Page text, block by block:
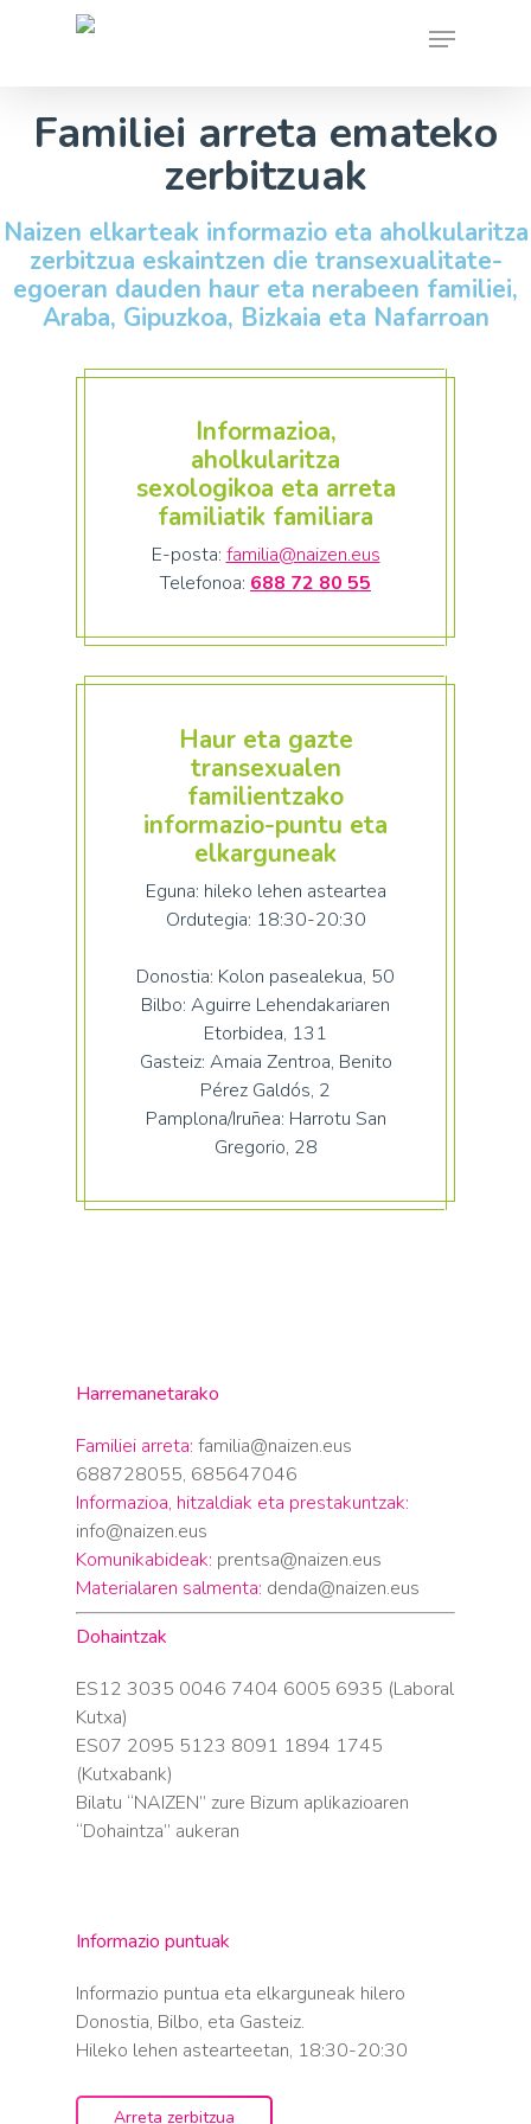
Menu
Familiei arreta emateko
zerbitzuak
Naizen elkarteak informazio eta aholkularitza
zerbitzua eskaintzen die transexualitate-
egoeran dauden haur eta nerabeen familiei,
Araba, Gipuzkoa, Bizkaia eta Nafarroan
Informazioa,
aholkularitza
sexologikoa eta arreta
familiatik familiara
E-posta: familia@naizen.eus
Telefonoa: 688 72 80 55
Haur eta gazte
transexualen
familientzako
informazio-puntu eta
elkarguneak
Eguna: hileko lehen asteartea
Ordutegia: 18:30-20:30
Donostia: Kolon pasealekua, 50
Bilbo: Aguirre Lehendakariaren
Etorbidea, 131
Gasteiz: Amaia Zentroa, Benito
Pérez Galdós, 2
Pamplona/Iruñea: Harrotu San
Gregorio, 28
Harremanetarako
Familiei arreta: familia@naizen.eus
688728055, 685647046
Informazioa, hitzaldiak eta prestakuntzak:
info@naizen.eus
Komunikabideak: prentsa@naizen.eus
Materialaren salmenta: denda@naizen.eus
Dohaintzak
ES12 3035 0046 7404 6005 6935 (Laboral
Kutxa)
ES07 2095 5123 8091 1894 1745
(Kutxabank)
Bilatu “NAIZEN” zure Bizum aplikazioaren
“Dohaintza” aukeran
Informazio puntuak
Informazio puntua eta elkarguneak hilero
Donostia, Bilbo, eta Gasteiz.
Hileko lehen astearteetan, 18:30-20:30
Arreta zerbitzua